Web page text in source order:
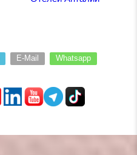
E-Mail Whatsapp